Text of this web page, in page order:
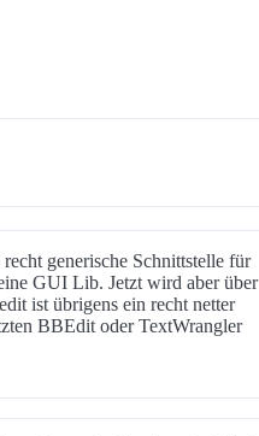
generische Schnittstelle für
GUI Lib. Jetzt wird aber über
ist übrigens ein recht netter
BBEdit oder TextWrangler